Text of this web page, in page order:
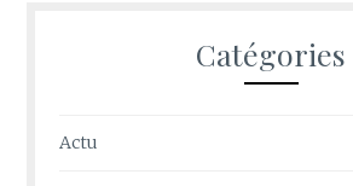
Catégories
Actu